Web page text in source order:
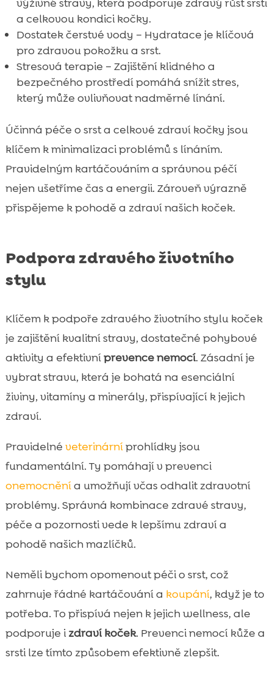
a celkovou kondici kočky.
Dostatek čerstvé vody – Hydratace je klíčová
pro zdravou pokožku a srst.
Stresová terapie – Zajištění klidného a
bezpečného prostředí pomáhá snížit stres,
který může ovlivňovat nadměrné línání.
Účinná péče o srst a celkové zdraví kočky jsou
klíčem k minimalizaci problémů s línáním.
Pravidelným kartáčováním a správnou péčí
nejen ušetříme čas a energii. Zároveň výrazně
přispějeme k pohodě a zdraví našich koček.
Podpora zdravého životního
stylu
Klíčem k podpoře zdravého životního stylu koček
je zajištění kvalitní stravy, dostatečné pohybové
aktivity a efektivníprevence nemocí. Zásadní je
vybrat stravu, která je bohatá na esenciální
živiny, vitamíny a minerály, přispívající k jejich
zdraví.
Pravidelné veterinárníprohlídky jsou
fundamentální. Ty pomáhají v prevenci
onemocněnía umožňují včas odhalit zdravotní
problémy. Správná kombinace zdravé stravy,
péče a pozornosti vede k lepšímu zdraví a
pohodě našich mazlíčků.
Neměli bychom opomenout péči o srst, což
zahrnuje řádné kartáčování a koupání, když je to
potřeba. To přispívá nejen k jejich wellness, ale
podporuje izdraví koček. Prevenci nemocí kůže a
srsti lze tímto způsobem efektivně zlepšit.